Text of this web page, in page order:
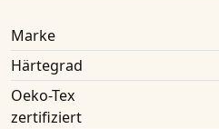
Marke
Härtegrad
Oeko-Tex
zertifiziert